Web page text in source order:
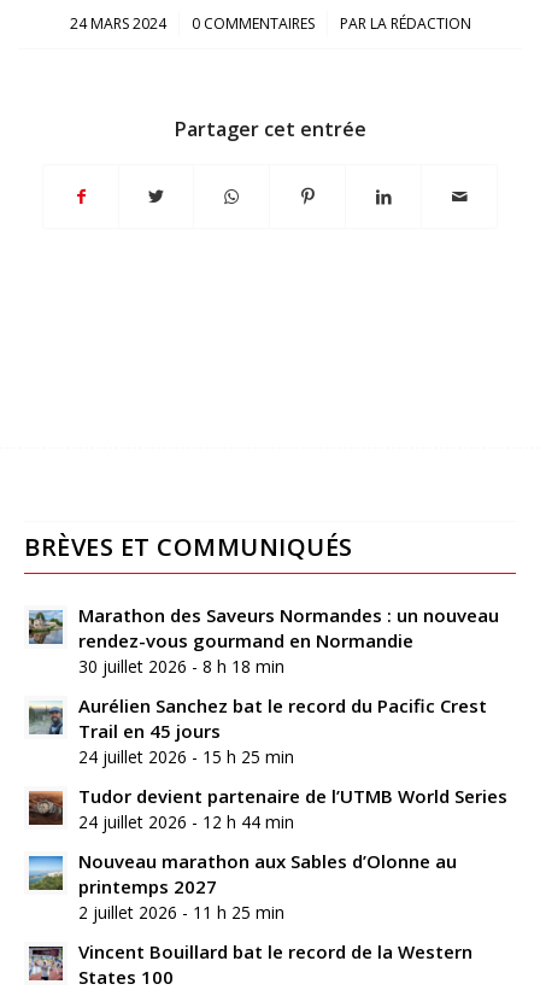
24 MARS 2024
/ 0 COMMENTAIRES
/ PARLA RÉDACTION
Partager cet entrée
BRÈVES ET COMMUNIQUÉS
Marathon des Saveurs Normandes : un nouveau
rendez-vous gourmand en Normandie
30 juillet 2026 - 8 h 18 min
Aurélien Sanchez bat le record du Pacific Crest
Trail en 45 jours
24 juillet 2026 - 15 h 25 min
Tudor devient partenaire de l’UTMB World Series
24 juillet 2026 - 12 h 44 min
Nouveau marathon aux Sables d’Olonne au
printemps 2027
2 juillet 2026 - 11 h 25 min
Vincent Bouillard bat le record de la Western
States 100